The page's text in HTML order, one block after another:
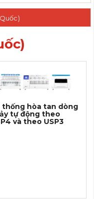
thống hòa tan dòng
tự động theo
và theo USP3